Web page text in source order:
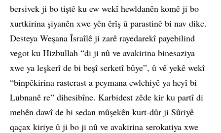
bersivek ji bo tiştê ku ew wekî hewldanên komê ji bo
xurtkirina şiyanên xwe yên êrîş û parastinê bi nav dike.
Desteya Weşana Îsraîlê ji zarê rayedarekî payebilind
vegot ku Hizbullah “di ji nû ve avakirina binesaziya
xwe ya leşkerî de bi beşî serketî bûye”, û vê yekê wekî
“binpêkirina rasterast a peymana ewlehiyê ya heyî bi
Lubnanê re” dihesibîne. Karbidest zêde kir ku partî di
mehên dawî de bi sedan mûşekên kurt-dûr ji Sûriyê
qaçax kiriye û ji bo ji nû ve avakirina serokatiya xwe